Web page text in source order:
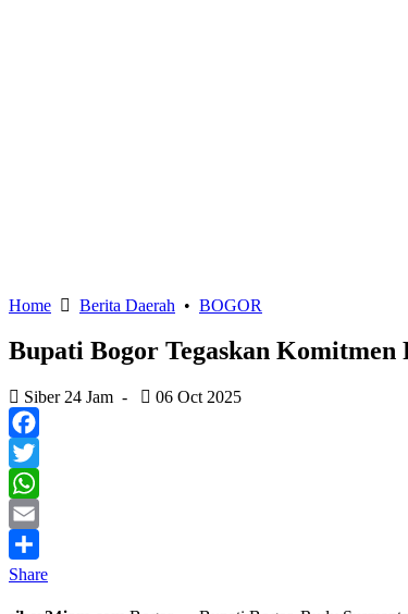
Home
Berita Daerah • BOGOR
Bupati Bogor Tegaskan Komitmen
Siber 24 Jam - 06 Oct 2025
Facebook
Twitter
WhatsApp
Email
Share